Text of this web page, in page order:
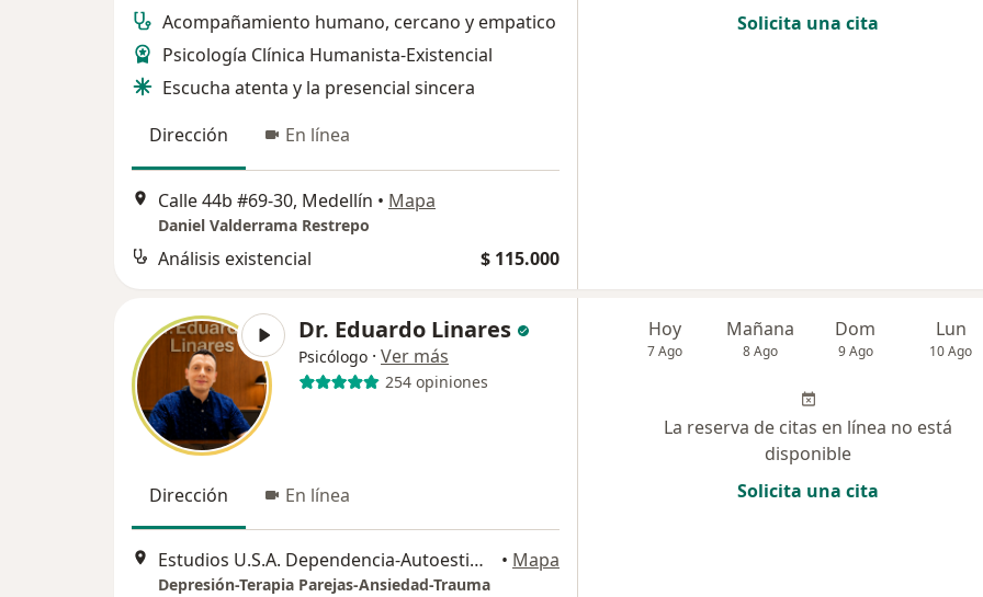
Acompañamiento humano, cercano y empatico
Psicología Clínica Humanista-Existencial
Escucha atenta y la presencial sincera
Dirección
En línea
Calle 44b #69-30, Medellín • Mapa
Daniel Valderrama Restrepo
Análisis existencial $ 115.000
Solicita una cita
Dr. Eduardo Linares
Psicólogo · Ver más
254 opiniones
Dirección En línea
Estudios U.S.A. Dependencia-Autoestima, Medellín • Mapa
Depresión-Terapia Parejas-Ansiedad-Trauma
Hoy
7 Ago
Mañana
8 Ago
Dom
9 Ago
Lun
10 Ago
La reserva de citas en línea no está
disponible
Solicita una cita